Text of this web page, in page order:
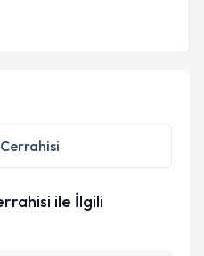
ilişkinAydınlatma
verilerimin belirtilen
kabul ediyorum.
Gönder
Cerrahisi
ile İlgili